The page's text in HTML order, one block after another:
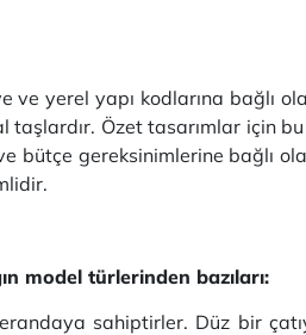
yerel yapı kodlarına bağlı
Özet tasarımlar için bu
bütçe gereksinimlerine bağlı
model türlerinden bazıları:
sahiptirler. Düz bir